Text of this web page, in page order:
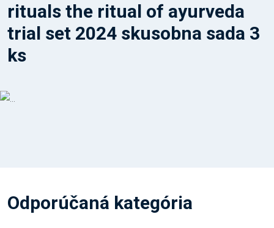
rituals the ritual of ayurveda
trial set 2024 skusobna sada 3
ks
Odporúčaná kategória